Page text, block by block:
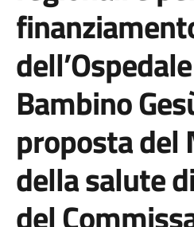
Bambino
proposta del
della salute